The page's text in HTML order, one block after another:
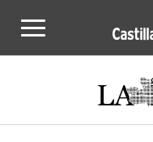
Actualidad de